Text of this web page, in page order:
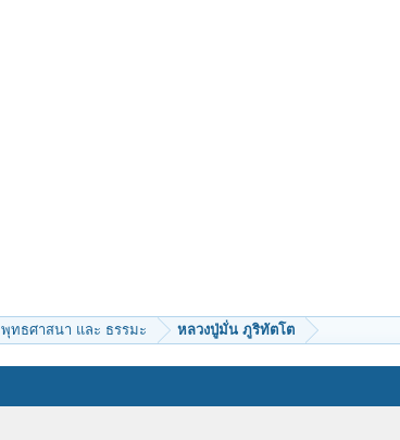
พุทธศาสนา และ ธรรมะ หลวงปู่มั่น ภูริทัตโต